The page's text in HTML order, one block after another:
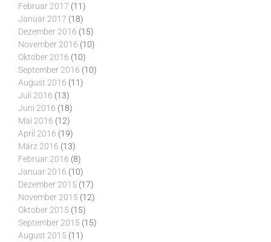
Februar 2017 (11)
Januar 2017 (18)
Dezember 2016 (15)
November 2016 (10)
Oktober 2016 (10)
September 2016 (10)
August 2016 (11)
Juli 2016 (13)
Juni 2016 (18)
Mai 2016 (12)
April 2016 (19)
März 2016 (13)
Februar 2016 (8)
Januar 2016 (10)
Dezember 2015 (17)
November 2015 (12)
Oktober 2015 (15)
September 2015 (15)
August 2015 (11)